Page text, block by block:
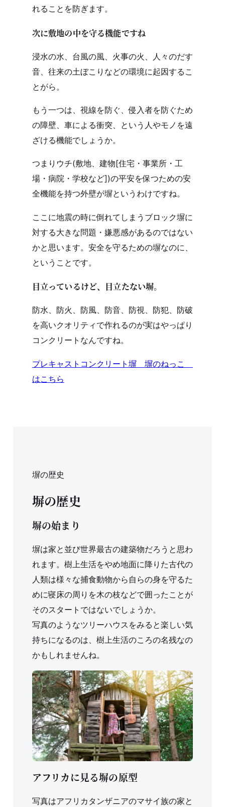
れることを防ぎます。
次に敷地の中を守る機能ですね
浸水の水、台風の風、火事の火、人々のだす
音、往来の土ぼこりなどの環境に起因するこ
とがら。
もう一つは、視線を防ぐ、侵入者を防ぐため
の障壁、車による衝突、という人やモノを遠
ざける機能でしょうか。
つまりウチ(敷地、建物[住宅・事業所・工
場・病院・学校など])の平安を保つための安
全機能を持つ外壁が塀というわけですね。
ここに地震の時に倒れてしまうブロック塀に
対する大きな問題・嫌悪感があるのではない
かと思います。安全を守るための塀なのに、
ということです。
目立っているけど、目立たない塀。
防水、防火、防風、防音、防視、防犯、防破
を高いクオリティで作れるのが実はやっぱり
コンクリートなんですね。
プレキャストコンクリート塀 塀のねっこ
はこちら
塀の歴史
塀の歴史
塀の始まり
塀は家と並び世界最古の建築物だろうと思わ
れます。樹上生活をやめ地面に降りた古代の
人類は様々な捕食動物から自らの身を守るた
めに寝床の周りを木の枝などで囲ったことが
そのスタートではないでしょうか。
写真のようなツリーハウスをみると楽しい気
持ちになるのは、樹上生活のころの名残なの
かもしれませんね。
アフリカに見る塀の原型
写真はアフリカタンザニアのマサイ族の家と